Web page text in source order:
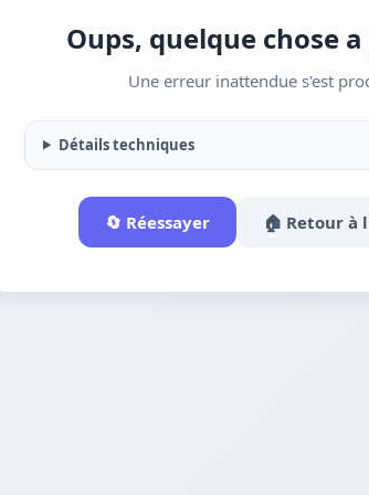
Oups, quelque chose
Une erreur inattendue s'est
Détails techniques
🔄 Réessayer 🏠 Retour à